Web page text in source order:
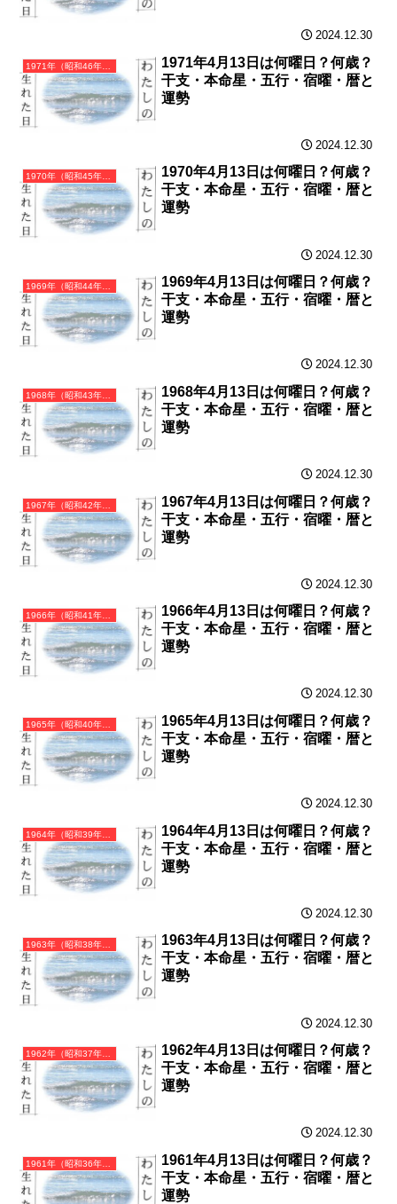
2024.12.30
1971年（昭和46年）辛亥（かのとい）・亥年（いのしし年）カレンダー（月曜はじまり）
1971年4月13日は何曜日？何歳？
干支・本命星・五行・宿曜・暦と
運勢
2024.12.30
1970年（昭和45年）庚戌（かのえいぬ）・戌年（いぬ年）カレンダー（月曜はじまり）
1970年4月13日は何曜日？何歳？
干支・本命星・五行・宿曜・暦と
運勢
2024.12.30
1969年（昭和44年）己酉（つちのととり）・酉年（とり年）カレンダー（月曜はじまり）
1969年4月13日は何曜日？何歳？
干支・本命星・五行・宿曜・暦と
運勢
2024.12.30
1968年（昭和43年）戊申（つちのえさる）・申年（さる年）カレンダー（月曜はじまり）
1968年4月13日は何曜日？何歳？
干支・本命星・五行・宿曜・暦と
運勢
2024.12.30
1967年（昭和42年）丁未（ひのとひつじ）・未年（ひつじ年）カレンダー（月曜はじまり）
1967年4月13日は何曜日？何歳？
干支・本命星・五行・宿曜・暦と
運勢
2024.12.30
1966年（昭和41年）丙午（ひのえうま）・午年（うま年）カレンダー（月曜はじまり）
1966年4月13日は何曜日？何歳？
干支・本命星・五行・宿曜・暦と
運勢
2024.12.30
1965年（昭和40年）乙巳（きのとみ）・巳年（へび年）カレンダー（月曜はじまり）
1965年4月13日は何曜日？何歳？
干支・本命星・五行・宿曜・暦と
運勢
2024.12.30
1964年（昭和39年）甲辰（きのえたつ）・辰年（たつ年）カレンダー（月曜はじまり）
1964年4月13日は何曜日？何歳？
干支・本命星・五行・宿曜・暦と
運勢
2024.12.30
1963年（昭和38年）癸卯（みずのとう）・卯年（うさぎ年）カレンダー（月曜はじまり）
1963年4月13日は何曜日？何歳？
干支・本命星・五行・宿曜・暦と
運勢
2024.12.30
1962年（昭和37年）壬寅（みずのえとら）・寅年（とら年）カレンダー（月曜はじまり）
1962年4月13日は何曜日？何歳？
干支・本命星・五行・宿曜・暦と
運勢
2024.12.30
1961年（昭和36年）辛丑（かのとうし）・丑年（うし年）カレンダー（月曜はじまり）
1961年4月13日は何曜日？何歳？
干支・本命星・五行・宿曜・暦と
運勢